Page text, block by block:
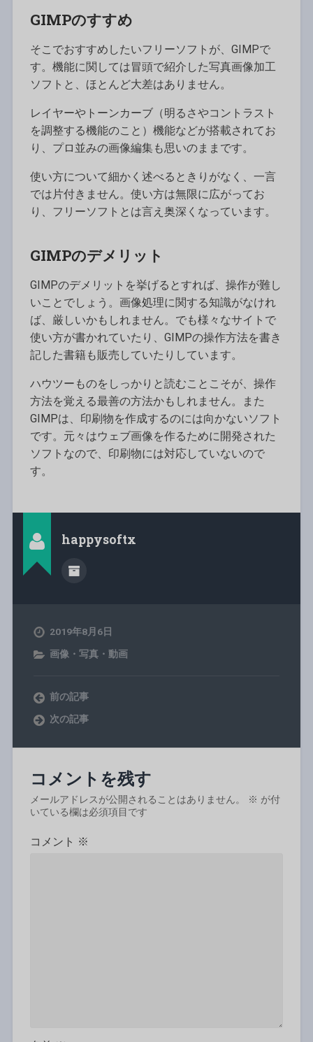
GIMPのすすめ
そこでおすすめしたいフリーソフトが、GIMPで
す。機能に関しては冒頭で紹介した写真画像加工
ソフトと、ほとんど大差はありません。
レイヤーやトーンカーブ（明るさやコントラスト
を調整する機能のこと）機能などが搭載されてお
り、プロ並みの画像編集も思いのままです。
使い方について細かく述べるときりがなく、一言
では片付きません。使い方は無限に広がってお
り、フリーソフトとは言え奥深くなっています。
GIMPのデメリット
GIMPのデメリットを挙げるとすれば、操作が難し
いことでしょう。画像処理に関する知識がなけれ
ば、厳しいかもしれません。でも様々なサイトで
使い方が書かれていたり、GIMPの操作方法を書き
記した書籍も販売していたりしています。
ハウツーものをしっかりと読むことこそが、操作
方法を覚える最善の方法かもしれません。また
GIMPは、印刷物を作成するのには向かないソフト
です。元々はウェブ画像を作るために開発された
ソフトなので、印刷物には対応していないので
す。
happysoftx
2019年8月6日
画像・写真・動画
前の記事
次の記事
コメントを残す
メールアドレスが公開されることはありません。 ※ が付
いている欄は必須項目です
コメント ※